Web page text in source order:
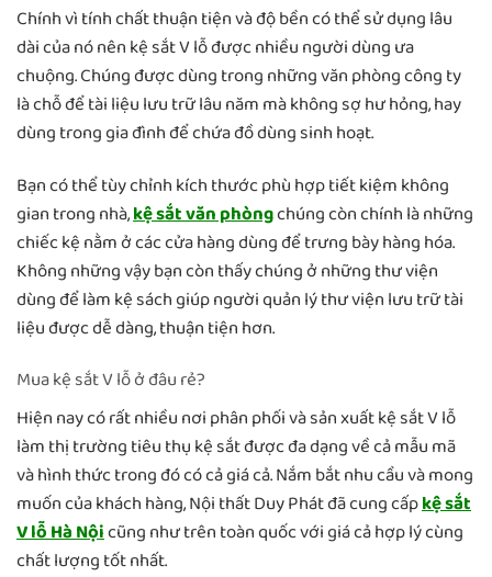
Chính vì tính chất thuận tiện và độ bền có thể sử dụng lâu
dài của nó nên kệ sắt V lỗ được nhiều người dùng ưa
chuộng. Chúng được dùng trong những văn phòng công ty
là chỗ để tài liệu lưu trữ lâu năm mà không sợ hư hỏng, hay
dùng trong gia đình để chứa đồ dùng sinh hoạt.
Bạn có thể tùy chỉnh kích thước phù hợp tiết kiệm không
gian trong nhà,kệ sắt văn phòngchúng còn chính là những
chiếc kệ nằm ở các cửa hàng dùng để trưng bày hàng hóa.
Không những vậy bạn còn thấy chúng ở những thư viện
dùng để làm kệ sách giúp người quản lý thư viện lưu trữ tài
liệu được dễ dàng, thuận tiện hơn.
Mua kệ sắt V lỗ ở đâu rẻ?
Hiện nay có rất nhiều nơi phân phối và sản xuất kệ sắt V lỗ
làm thị trường tiêu thụ kệ sắt được đa dạng về cả mẫu mã
và hình thức trong đó có cả giá cả. Nắm bắt nhu cầu và mong
muốn của khách hàng, Nội thất Duy Phát đã cung cấpkệ sắt
V lỗ Hà Nộicũng như trên toàn quốc với giá cả hợp lý cùng
chất lượng tốt nhất.